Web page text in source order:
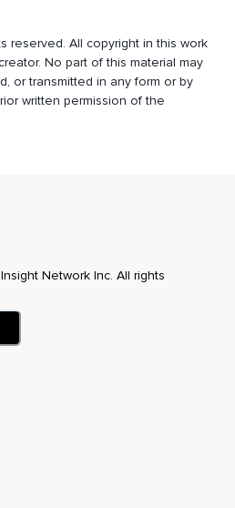
reserved. All copyright in this work
No part of this material may
or transmitted in any form or by
written permission of the
Network Inc. All rights